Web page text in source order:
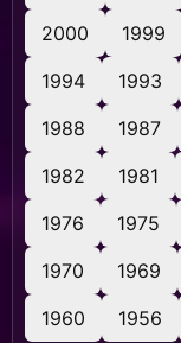
2000
1999
1994
1993
1988
1987
1982
1981
1976
1975
1970
1969
1960
1956